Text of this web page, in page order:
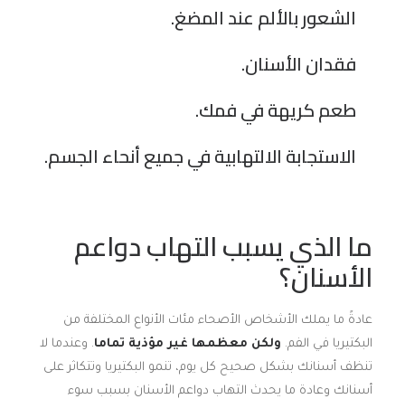
الشعور بالألم عند المضغ.
فقدان الأسنان.
طعم كريهة في فمك.
الاستجابة الالتهابية في جميع أنحاء الجسم.
ما الذي يسبب التهاب دواعم
الأسنان؟
عادةً ما يملك الأشخاص الأصحاء مئات الأنواع المختلفة من
البكتيريا في الفم. ولكن معظمها غير مؤذية تماما. وعندما لا
تنظف أسنانك بشكل صحيح كل يوم، تنمو البكتيريا وتتكاثر على
أسنانك وعادة ما يحدث التهاب دواعم الأسنان بسبب سوء